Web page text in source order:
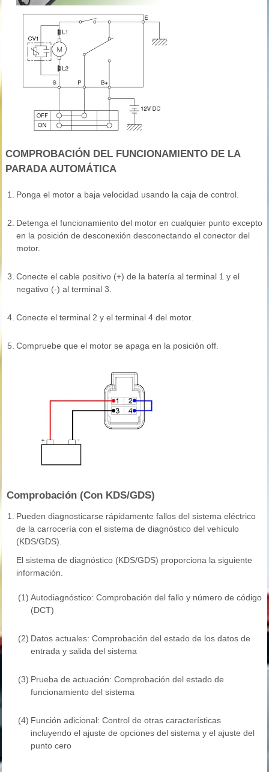
COMPROBACIÓN DEL FUNCIONAMIENTO DE LA
PARADA AUTOMÁTICA
1. Ponga el motor a baja velocidad usando la caja de control.
2. Detenga el funcionamiento del motor en cualquier punto excepto
en la posición de desconexión desconectando el conector del
motor.
3. Conecte el cable positivo (+) de la batería al terminal 1 y el
negativo (-) al terminal 3.
4. Conecte el terminal 2 y el terminal 4 del motor.
5. Compruebe que el motor se apaga en la posición off.
Comprobación (Con KDS/GDS)
1.
Pueden diagnosticarse rápidamente fallos del sistema eléctrico
de la carrocería con el sistema de diagnóstico del vehículo
(KDS/GDS).
El sistema de diagnóstico (KDS/GDS) proporciona la siguiente
información.
(1) Autodiagnóstico: Comprobación del fallo y número de código
(DCT)
(2) Datos actuales: Comprobación del estado de los datos de
entrada y salida del sistema
(3) Prueba de actuación: Comprobación del estado de
funcionamiento del sistema
(4) Función adicional: Control de otras características
incluyendo el ajuste de opciones del sistema y el ajuste del
punto cero